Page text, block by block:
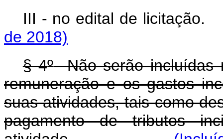
III - no edital de
de 2018)
§ 4ºNão serão incluídas
remuneração e os gastos
suas atividades, tais como
pagamento de tributos